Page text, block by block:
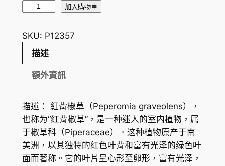
椒
草
r
o
m
i
a
加入購物車
SKU: P12357
描述
額外資訊
描述： 紅背椒草（Peperomia graveolens），
也称为“红背椒草”，是一种迷人的室内植物，属
于椒草科（Piperaceae）。这种植物原产于南
美洲，以其独特的红色叶背和富有光泽的绿色叶
面而著称。它的叶片呈心形至卵形，富有光泽，